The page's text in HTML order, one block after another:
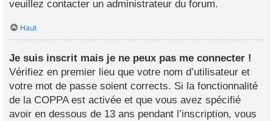
veuillez contacter un administrateur du forum.
Haut
Je suis inscrit mais je ne peux pas me connecter !
Vérifiez en premier lieu que votre nom d’utilisateur et
votre mot de passe soient corrects. Si la fonctionnalité
de la COPPA est activée et que vous avez spécifié
avoir en dessous de 13 ans pendant l’inscription, vous